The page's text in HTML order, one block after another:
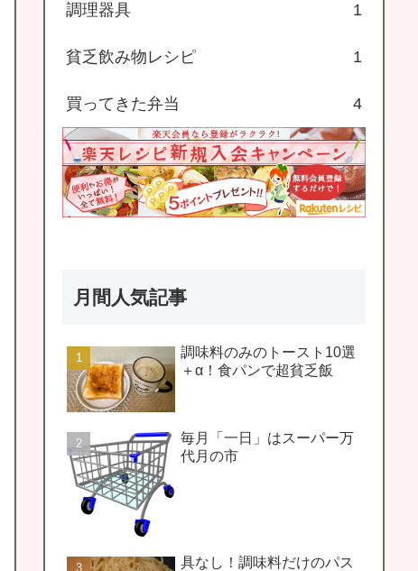
調理器具 1
貧乏飲み物レシピ 1
買ってきた弁当 4
月間人気記事
調味料のみのトースト10選
＋α！食パンで超貧乏飯
毎月「一日」はスーパー万
代月の市
具なし！調味料だけのパス